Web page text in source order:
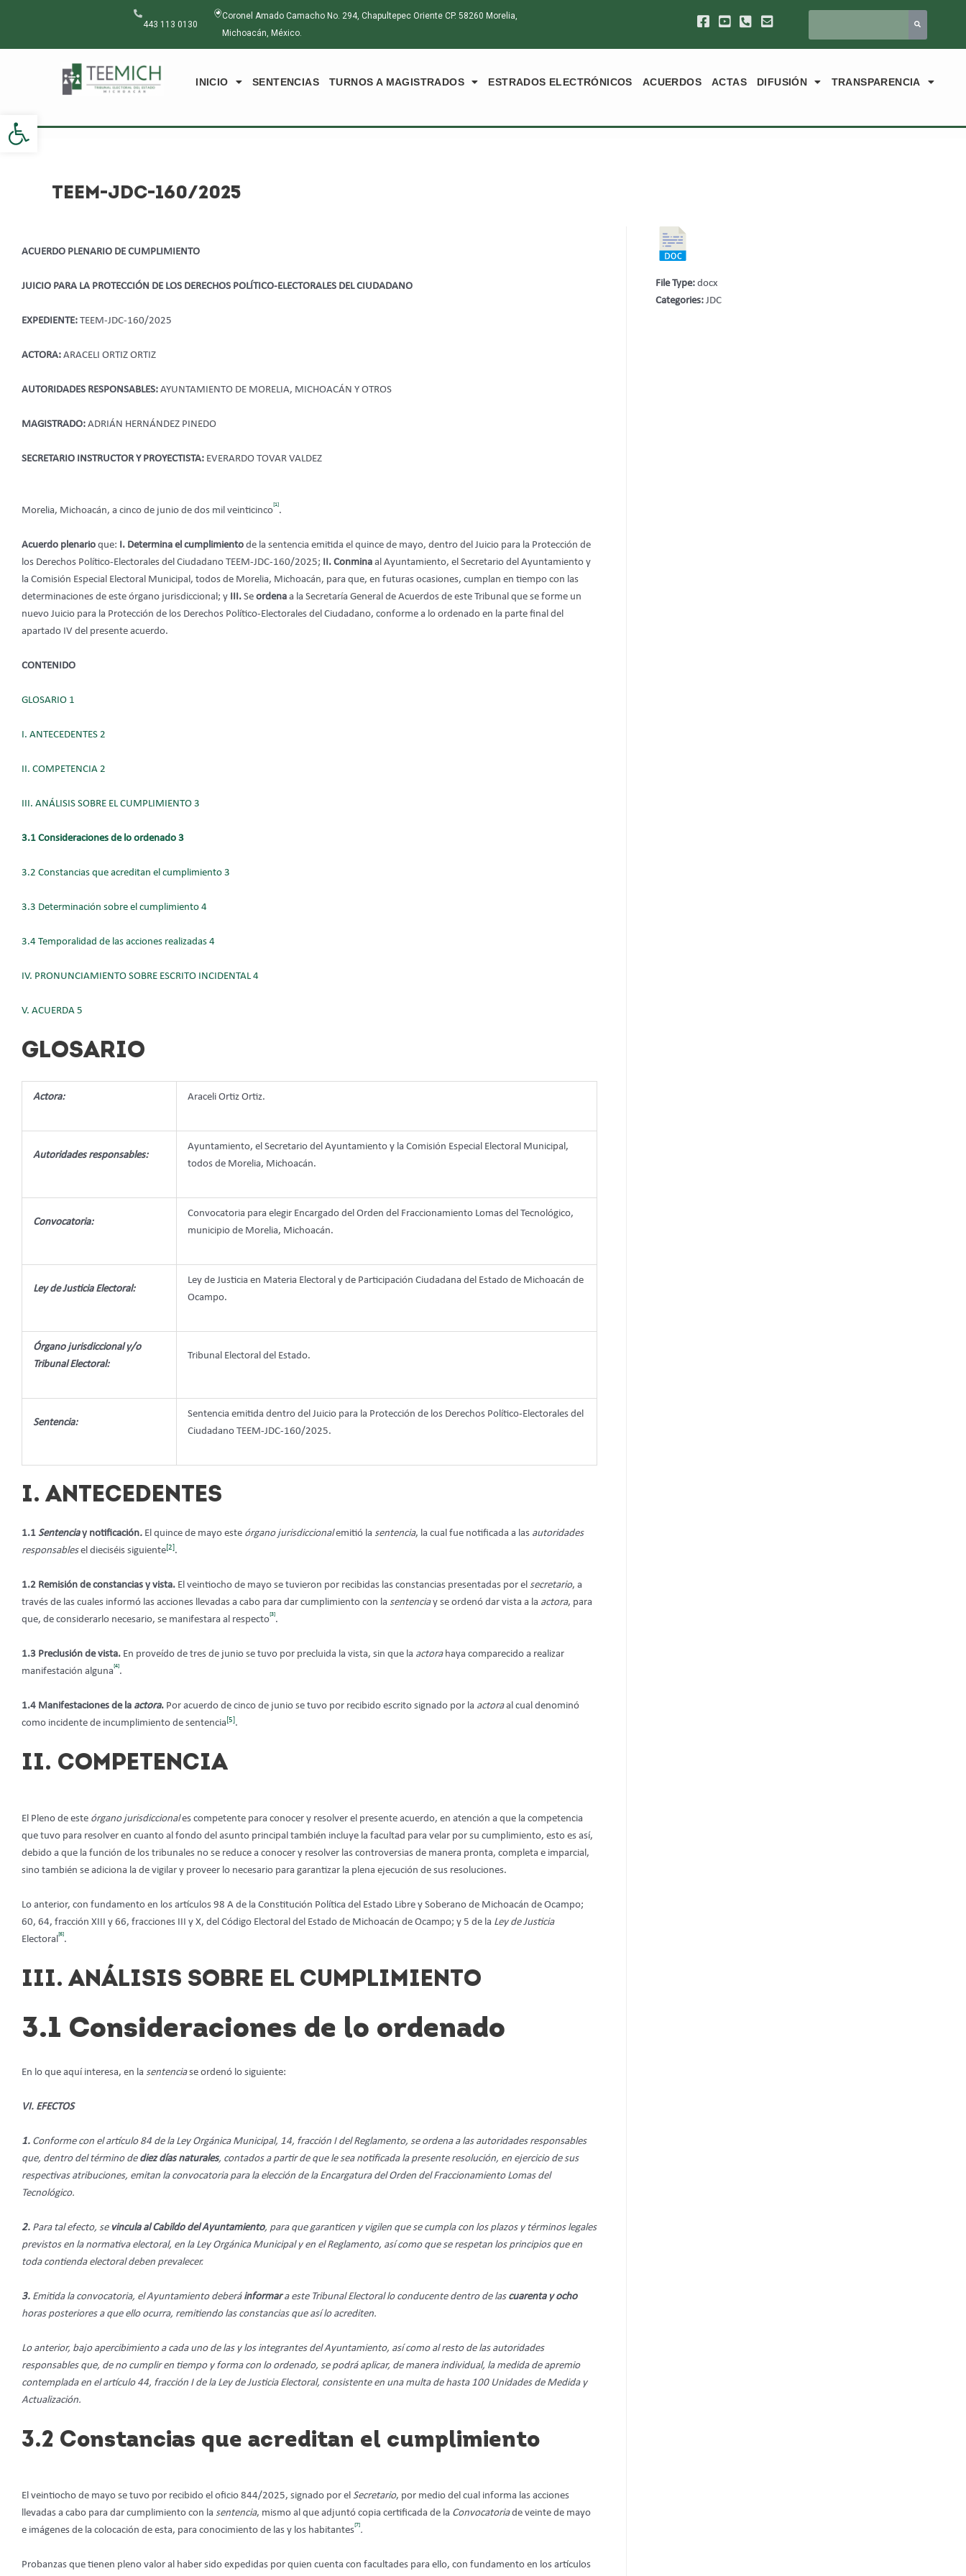
Abrir barra de herramientas
443 113 0130
Coronel Amado Camacho No. 294, Chapultepec Oriente CP. 58260 Morelia,
Michoacán, México.
INICIO SENTENCIAS TURNOS A MAGISTRADOS ESTRADOS ELECTRÓNICOS ACUERDOS ACTAS DIFUSIÓN TRANSPARENCIA
TEEM-JDC-160/2025
ACUERDO PLENARIO DE CUMPLIMIENTO
JUICIO PARA LA PROTECCIÓN DE LOS DERECHOS POLÍTICO-ELECTORALES DEL CIUDADANO
EXPEDIENTE: TEEM-JDC-160/2025
ACTORA: ARACELI ORTIZ ORTIZ
AUTORIDADES RESPONSABLES: AYUNTAMIENTO DE MORELIA, MICHOACÁN Y OTROS
MAGISTRADO: ADRIÁN HERNÁNDEZ PINEDO
SECRETARIO INSTRUCTOR Y PROYECTISTA: EVERARDO TOVAR VALDEZ
Morelia, Michoacán, a cinco de junio de dos mil veinticinco
[1]
.
Acuerdo plenario que: I. Determina el cumplimiento de la sentencia emitida el quince de mayo, dentro del Juicio para la Protección de
los Derechos Político-Electorales del Ciudadano TEEM-JDC-160/2025;
II. Conmina al Ayuntamiento, el Secretario del Ayuntamiento y
la Comisión Especial Electoral Municipal, todos de Morelia, Michoacán, para que, en futuras ocasiones, cumplan en tiempo con las
determinaciones de este órgano jurisdiccional; y
III. Se ordena a la Secretaría General de Acuerdos de este Tribunal que se forme un
nuevo Juicio para la Protección de los Derechos Político-Electorales del Ciudadano, conforme a lo ordenado en la parte final del
apartado IV del presente acuerdo.
CONTENIDO
GLOSARIO 1
I. ANTECEDENTES 2
II. COMPETENCIA 2
III. ANÁLISIS SOBRE EL CUMPLIMIENTO 3
3.1 Consideraciones de lo ordenado 3
3.2 Constancias que acreditan el cumplimiento 3
3.3 Determinación sobre el cumplimiento 4
3.4 Temporalidad de las acciones realizadas 4
IV. PRONUNCIAMIENTO SOBRE ESCRITO INCIDENTAL 4
V. ACUERDA 5
GLOSARIO
Actora: Araceli Ortiz Ortiz.
Autoridades responsables:
Ayuntamiento, el Secretario del Ayuntamiento y la Comisión Especial Electoral Municipal,
todos de Morelia, Michoacán.
Convocatoria:
Convocatoria para elegir Encargado del Orden del Fraccionamiento Lomas del Tecnológico,
municipio de Morelia, Michoacán.
Ley de Justicia Electoral:
Ley de Justicia en Materia Electoral y de Participación Ciudadana del Estado de Michoacán de
Ocampo.
Órgano jurisdiccional y/o
Tribunal Electoral:
Tribunal Electoral del Estado.
Sentencia:
Sentencia emitida dentro del Juicio para la Protección de los Derechos Político-Electorales del
Ciudadano TEEM-JDC-160/2025.
I. ANTECEDENTES
1.1 Sentenciay notificación. El quince de mayo este órgano jurisdiccionalemitió la sentencia, la cual fue notificada a las autoridades
responsablesel dieciséis siguiente [2] .
1.2 Remisión de constancias y vista. El veintiocho de mayo se tuvieron por recibidas las constancias presentadas por el secretario, a
través de las cuales informó las acciones llevadas a cabo para dar cumplimiento con la sentenciay se ordenó dar vista a la actora, para
que, de considerarlo necesario, se manifestara al respecto
[3]
.
1.3 Preclusión de vista. En proveído de tres de junio se tuvo por precluida la vista, sin que la actorahaya comparecido a realizar
manifestación alguna
[4]
.
1.4 Manifestaciones de la actora. Por acuerdo de cinco de junio se tuvo por recibido escrito signado por la actoraal cual denominó
como incidente de incumplimiento de sentencia [5] .
II. COMPETENCIA
El Pleno de este órgano jurisdiccionales competente para conocer y resolver el presente acuerdo, en atención a que la competencia
que tuvo para resolver en cuanto al fondo del asunto principal también incluye la facultad para velar por su cumplimiento, esto es así,
debido a que la función de los tribunales no se reduce a conocer y resolver las controversias de manera pronta, completa e imparcial,
sino también se adiciona la de vigilar y proveer lo necesario para garantizar la plena ejecución de sus resoluciones.
Lo anterior, con fundamento en los artículos 98 A de la Constitución Política del Estado Libre y Soberano de Michoacán de Ocampo;
60, 64, fracción XIII y 66, fracciones III y X, del Código Electoral del Estado de Michoacán de Ocampo; y 5 de la Ley de Justicia
Electoral
[6]
.
III. ANÁLISIS SOBRE EL CUMPLIMIENTO
3.1 Consideraciones de lo ordenado
En lo que aquí interesa, en la sentenciase ordenó lo siguiente:
VI. EFECTOS
1. Conforme con el artículo 84 de la Ley Orgánica Municipal, 14, fracción I del Reglamento, se ordena a las autoridades responsables
que, dentro del término de diez días naturales, contados a partir de que le sea notificada la presente resolución, en ejercicio de sus
respectivas atribuciones, emitan la convocatoria para la elección de la Encargatura del Orden del Fraccionamiento Lomas del
Tecnológico.
2. Para tal efecto, se vincula al Cabildo del Ayuntamiento, para que garanticen y vigilen que se cumpla con los plazos y términos legales
previstos en la normativa electoral, en la Ley Orgánica Municipal y en el Reglamento, así como que se respetan los principios que en
toda contienda electoral deben prevalecer.
3. Emitida la convocatoria, el Ayuntamiento deberá informara este Tribunal Electoral lo conducente dentro de las cuarenta y ocho
horas posteriores a que ello ocurra, remitiendo las constancias que así lo acrediten.
Lo anterior, bajo apercibimiento a cada uno de las y los integrantes del Ayuntamiento, así como al resto de las autoridades
responsables que, de no cumplir en tiempo y forma con lo ordenado, se podrá aplicar, de manera individual, la medida de apremio
contemplada en el artículo 44, fracción I de la Ley de Justicia Electoral, consistente en una multa de hasta 100 Unidades de Medida y
Actualización.
3.2 Constancias que acreditan el cumplimiento
El veintiocho de mayo se tuvo por recibido el oficio 844/2025, signado por el Secretario, por medio del cual informa las acciones
llevadas a cabo para dar cumplimiento con la sentencia, mismo al que adjuntó copia certificada de la Convocatoriade veinte de mayo
e imágenes de la colocación de esta, para conocimiento de las y los habitantes
[7]
.
Probanzas que tienen pleno valor al haber sido expedidas por quien cuenta con facultades para ello, con fundamento en los artículos
File Type:docx
Categories:JDC